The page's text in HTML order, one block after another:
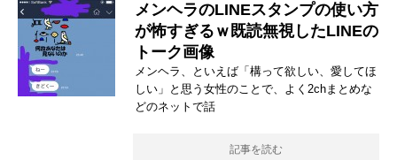
メンヘラのLINEスタンプの使い方
が怖すぎるｗ既読無視したLINEの
トーク画像
メンヘラ、といえば「構って欲しい、愛してほ
しい」と思う女性のことで、よく2chまとめな
どのネットで話
記事を読む